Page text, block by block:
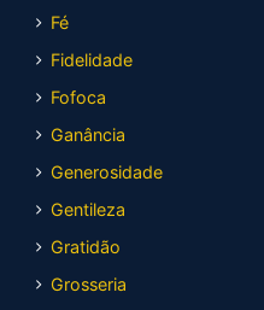
Fé
Fidelidade
Fofoca
Ganância
Generosidade
Gentileza
Gratidão
Grosseria